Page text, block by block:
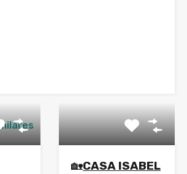
🏡CASA ISABEL